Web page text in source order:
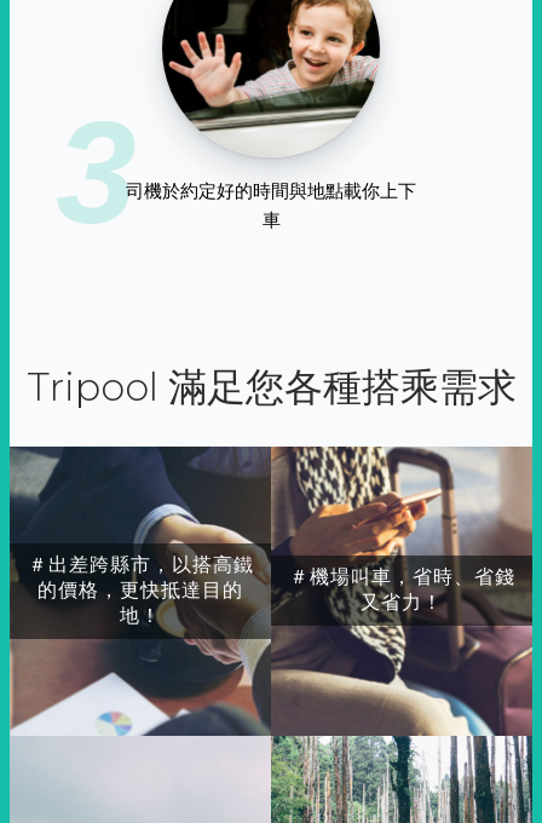
3司機於約定好的時間與地點載你上下
車
Tripool 滿足您各種搭乘需求
＃出差跨縣市，以搭高鐵
的價格，更快抵達目的
地！
＃機場叫車，省時、省錢
又省力！